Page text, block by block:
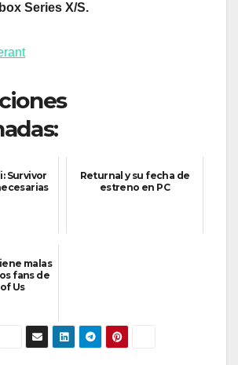
Series X/S.
Survivor
Returnal y su fecha de
estreno en PC
malas
fans de
Us